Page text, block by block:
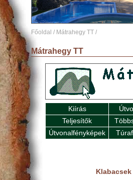
Főoldal / Mátrahegy TT /
Mátrahegy TT
Kiírás
Teljesítők
Útvonalfényképek
Klabacsek